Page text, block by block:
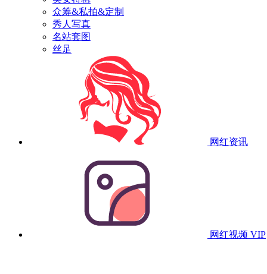
众筹&私拍&定制
秀人写真
名站套图
丝足
网红资讯
网红视频 VIP